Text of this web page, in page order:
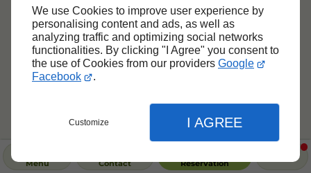
We use Cookies to improve user experience by
personalising content and ads, as well as
analyzing traffic and optimizing social networks
functionalities. By clicking "I Agree" you consent to
the use of Cookies from our providers Google
Facebook
.
Customize I AGREE
Menu Contact Réservation